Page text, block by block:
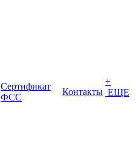
Сертификат
ФСС
Контакты
+
ЕЩЕ